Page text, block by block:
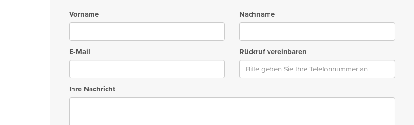
Vorname Nachname
E-Mail Rückruf vereinbaren
Ihre Nachricht